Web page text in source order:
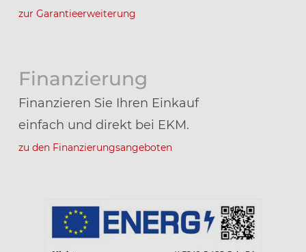
zur Garantieerweiterung
Finanzierung
Finanzieren Sie Ihren Einkauf
einfach und direkt bei EKM.
zu den Finanzierungsangeboten